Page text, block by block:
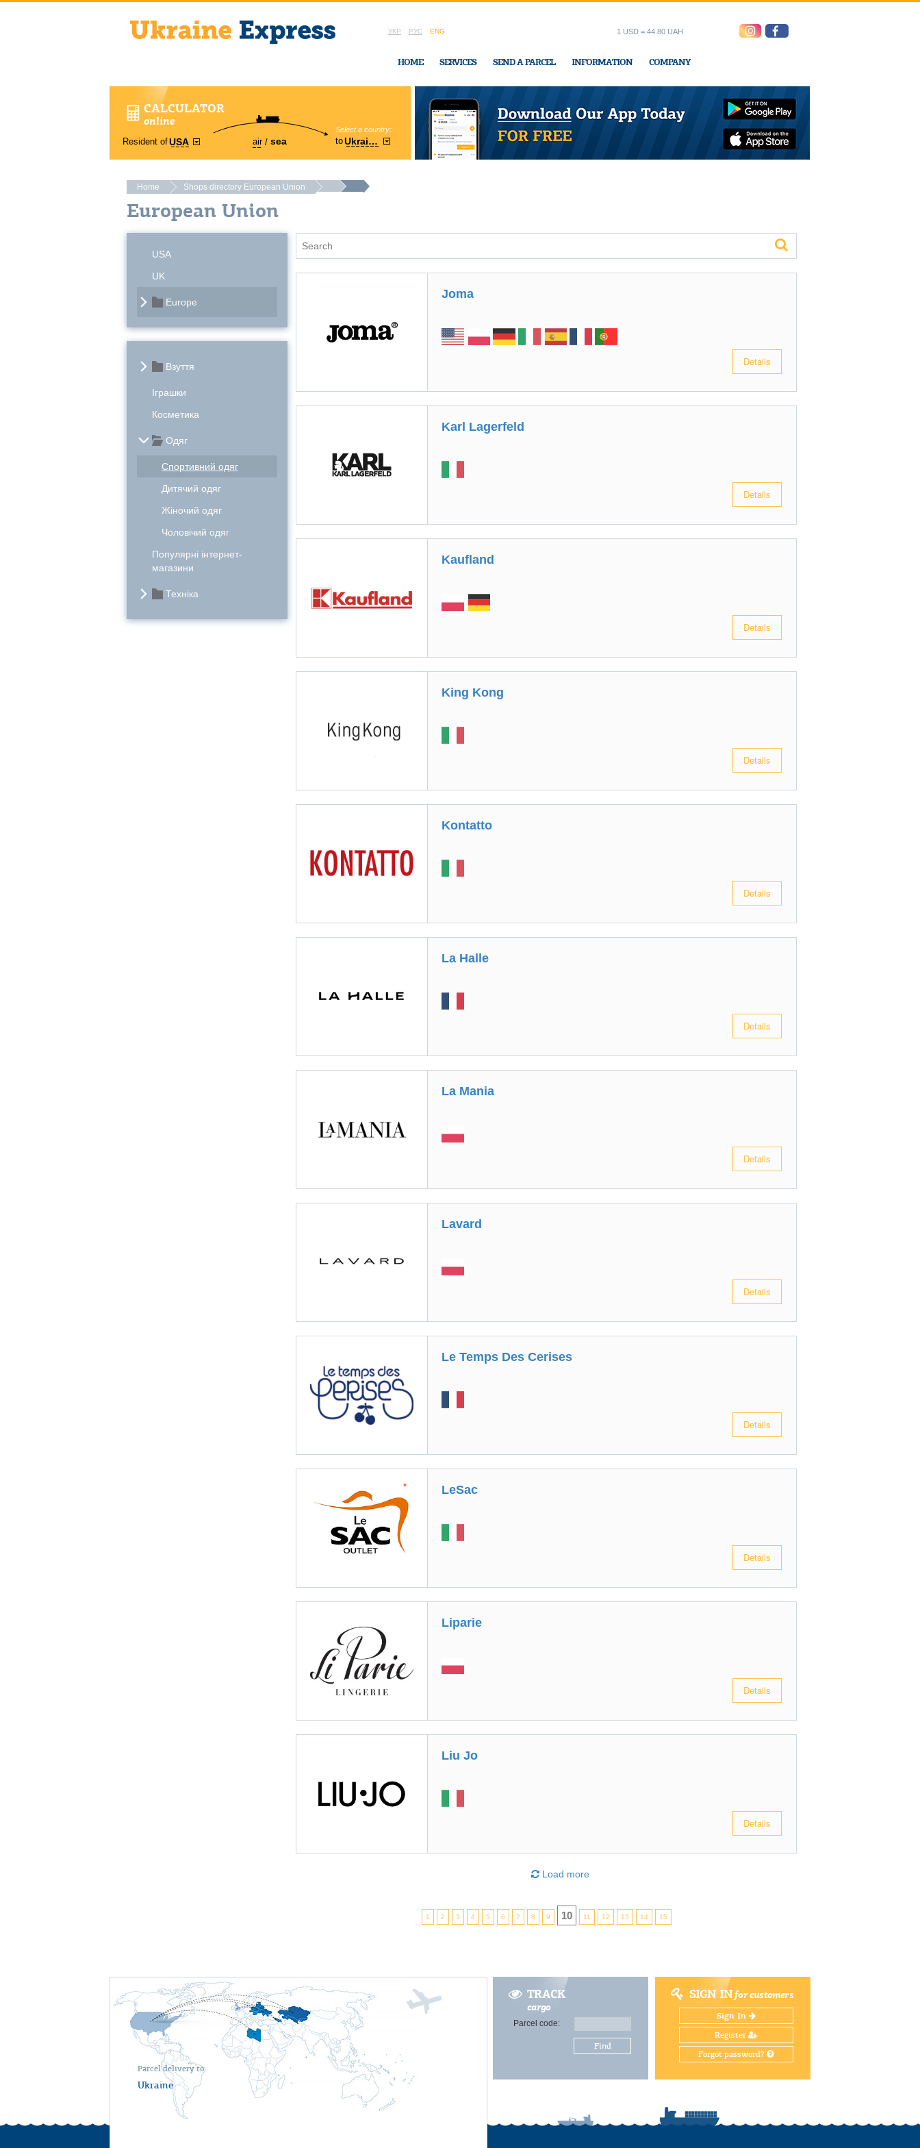
УКР РУС ENG
HOME SERVICES SEND A PARCEL INFORMATION COMPANY
1 USD = 44.80 UAH
CALCULATOR
online
Resident ofUSA air sea
Select a country:
toUkraine
Region:
Cherkasy In Ukraine-Express office
Home Shops directory European Union
European Union
USA
UK
Europe
Взуття
Іграшки
Косметика
Одяг
Cпортивний одяг
Дитячий одяг
Жіночий одяг
Чоловічий одяг
Популярні інтернет-
магазини
Техніка
Joma
Details
Karl Lagerfeld
Details
Kaufland
Details
King Kong
Details
Kontatto
Details
La Halle
Details
La Mania
Details
Lavard
Details
Le Temps Des Cerises
Details
LeSac
Details
Liparie
Details
Liu Jo
Details
Load more
1 2 3 4 5 6 7 8 9 10 11 12 13 14 15
TRACK
cargo
Parcel code:
Find
SIGN INfor customers
Sign In
Register
Forgot password?
Parcel delivery to
Ukraine